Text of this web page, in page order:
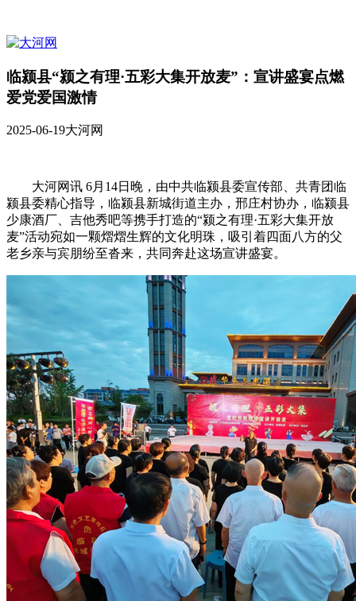
临颍县“颍之有理·五彩大集开放麦”：宣讲盛宴点燃
爱党爱国激情
2025-06-19大河网
大河网讯 6月14日晚，由中共临颍县委宣传部、共青团临
颍县委精心指导，临颍县新城街道主办，邢庄村协办，临颍县
少康酒厂、吉他秀吧等携手打造的“颍之有理·五彩大集开放
麦”活动宛如一颗熠熠生辉的文化明珠，吸引着四面八方的父
老乡亲与宾朋纷至沓来，共同奔赴这场宣讲盛宴。